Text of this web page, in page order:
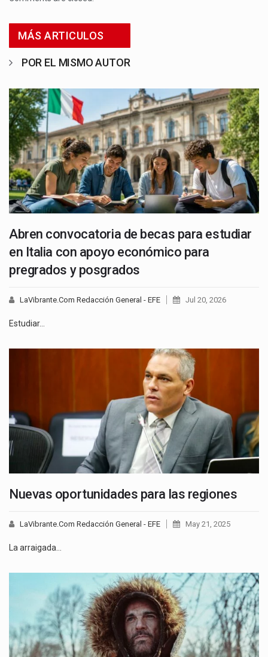
MÁS ARTICULOS
POR EL MISMO AUTOR
Abren convocatoria de becas para estudiar
en Italia con apoyo económico para
pregrados y posgrados
LaVibrante.Com Redacción General - EFE Jul 20, 2026
Estudiar…
Nuevas oportunidades para las regiones
LaVibrante.Com Redacción General - EFE May 21, 2025
La arraigada…